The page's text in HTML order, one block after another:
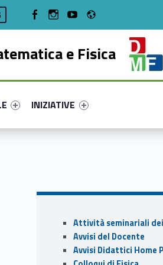
e Fisica
menu-primary-47138-53
Link identifier #link-menu-
INIZIATIVE
WebMan on FacebookWebMan on Instagram
WebMan on Youtube
Sidebar
Attività seminariali
Avvisi del Docente
Avvisi Didattici Home